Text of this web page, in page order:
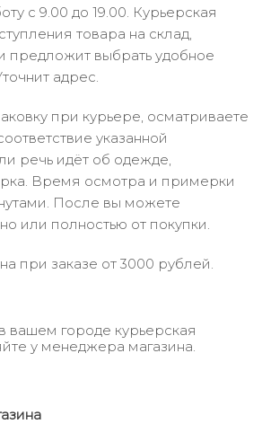
с 9.00 до 19.00. Курьерская
товара на склад,
предложит выбрать удобное
адрес.
при курьере, осматриваете
указанной
речь идёт об одежде,
Время осмотра и примерки
После вы можете
или полностью от покупки.
при заказе от 3000 рублей.
вашем городе курьерская
у менеджера магазина.